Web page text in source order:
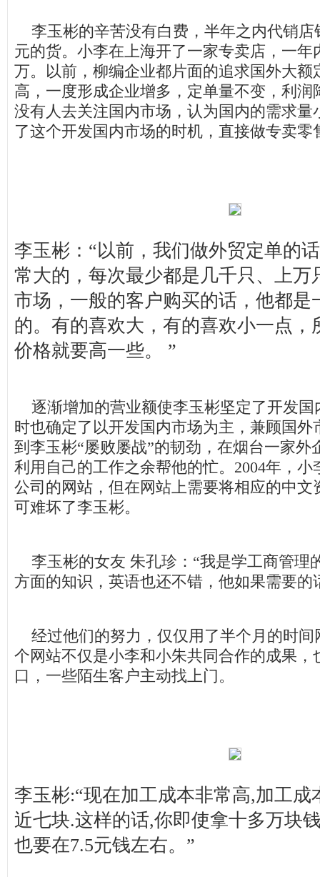
李玉彬的辛苦没有白费，半年之内代销店
元的货。小李在上海开了一家专卖店，一年
万。以前，柳编企业都片面的追求国外大额
高，一度形成企业增多，定单量不变，利润
没有人去关注国内市场，认为国内的需求量
了这个开发国内市场的时机，直接做专卖零
李玉彬：“以前，我们做外贸定单的
常大的，每次最少都是几千只、上万
市场，一般的客户购买的话，他都是
的。有的喜欢大，有的喜欢小一点，
价格就要高一些。 ”
逐渐增加的营业额使李玉彬坚定了开发国
时也确定了以开发国内市场为主，兼顾国外
到李玉彬“屡败屡战”的韧劲，在烟台一家外
利用自己的工作之余帮他的忙。2004年，
公司的网站，但在网站上需要将相应的中文
可难坏了李玉彬。
李玉彬的女友 朱孔珍：“我是学工商管理
方面的知识，英语也还不错，他如果需要的
经过他们的努力，仅仅用了半个月的时间
个网站不仅是小李和小朱共同合作的成果，
口，一些陌生客户主动找上门。
李玉彬:“现在加工成本非常高,加工成
近七块.这样的话,你即使拿十多万块
也要在7.5元钱左右。”